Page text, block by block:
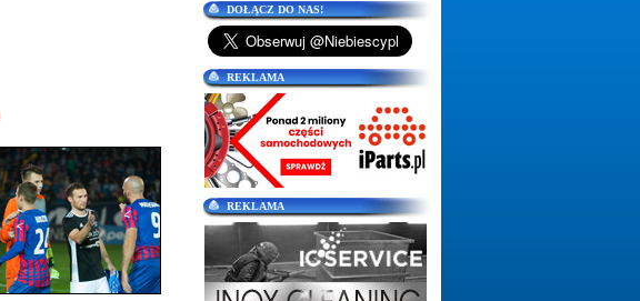
DOŁĄCZ DO NAS!
REKLAMA
REKLAMA